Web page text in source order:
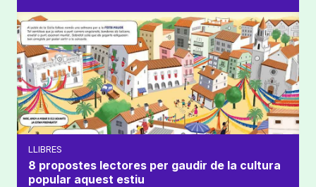
LLIBRES
8 propostes lectores per gaudir de la cultura
popular aquest estiu